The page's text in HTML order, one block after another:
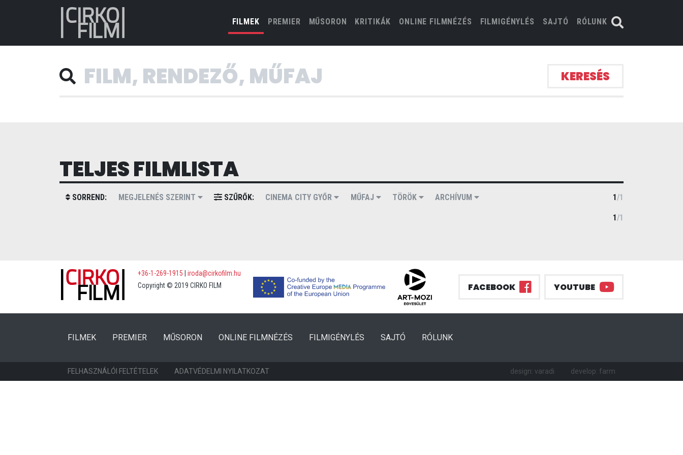
FILMEK(CURRENT)
PREMIER MŰSORON KRITIKÁK ONLINE FILMNÉZÉS FILMIGÉNYLÉS SAJTÓ RÓLUNK
KERESÉS
TELJES FILMLISTA
SORREND: MEGJELENÉS SZERINT SZŰRŐK: CINEMA CITY GYŐR MŰFAJ TÖRÖK ARCHÍVUM 1/1
1/1
+36-1-269-1915
iroda@cirkofilm.hu
Copyright © 2019 CIRKO FILM
FACEBOOK YOUTUBE
FILMEK(CURRENT)
PREMIER (CURRENT)
MŰSORON ONLINE FILMNÉZÉS FILMIGÉNYLÉS SAJTÓ RÓLUNK
FELHASZNÁLÓI FELTÉTELEK ADATVÉDELMI NYILATKOZAT design: varadi develop: farm